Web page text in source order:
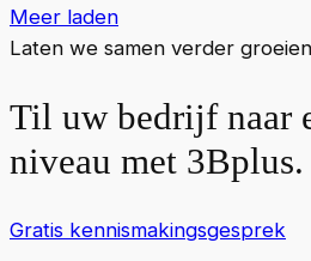
Meer laden
Laten we samen verder groeien
Til uw bedrijf naar
niveau met 3Bplus.
Gratis kennismakingsgesprek